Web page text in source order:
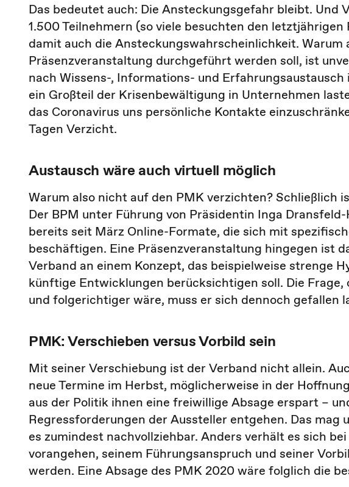
Das bedeutet auch: Die Ansteckungsgefahr bleibt. Und
1.500 Teilnehmern (so viele besuchten den
damit auch die Ansteckungswahrscheinlichkeit. Warum
Präsenzveranstaltung durchgeführt werden soll, ist
nach Wissens-, Informations- und Erfahrungsaustausch
ein Großteil der Krisenbewältigung in Unternehmen
das Coronavirus uns persönliche Kontakte
Tagen Verzicht.
Austausch wäre auch virtuell möglich
Warum also nicht auf den PMK verzichten? Schließlich
Der BPM unter Führung von Präsidentin Inga
bereits seit März Online-Formate, die sich mit
beschäftigen. Eine Präsenzveranstaltung hingegen ist
Verband an einem Konzept, das beispielweise strenge
künftige Entwicklungen berücksichtigen soll. Die
und folgerichtiger wäre, muss er sich dennoch gefallen
PMK: Verschieben versus Vorbild sein
Mit seiner Verschiebung ist der Verband nicht allein.
neue Termine im Herbst, möglicherweise in der
aus der Politik ihnen eine freiwillige Absage erspart –
Regressforderungen der Aussteller entgehen. Das
es zumindest nachvollziehbar. Anders verhält es sich
vorangehen, seinem Führungsanspruch und seiner
werden. Eine Absage des PMK 2020 wäre folglich die